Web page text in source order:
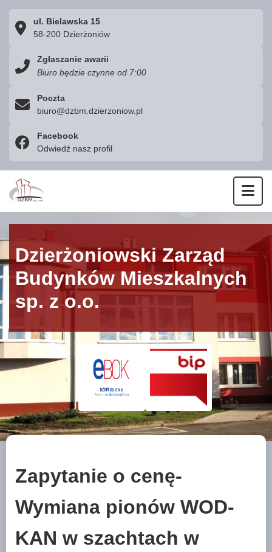
ul. Bielawska 15
58-200 Dzierżoniów
Zgłaszanie awarii
Biuro będzie czynne od 7:00
Poczta
biuro@dzbm.dzierzoniow.pl
Facebook
Odwiedź nasz profil
Dzierżoniowski Zarząd
Budynków Mieszkalnych
sp. z o.o.
Zapytanie o cenę-
Wymiana pionów WOD-
KAN w szachtach w